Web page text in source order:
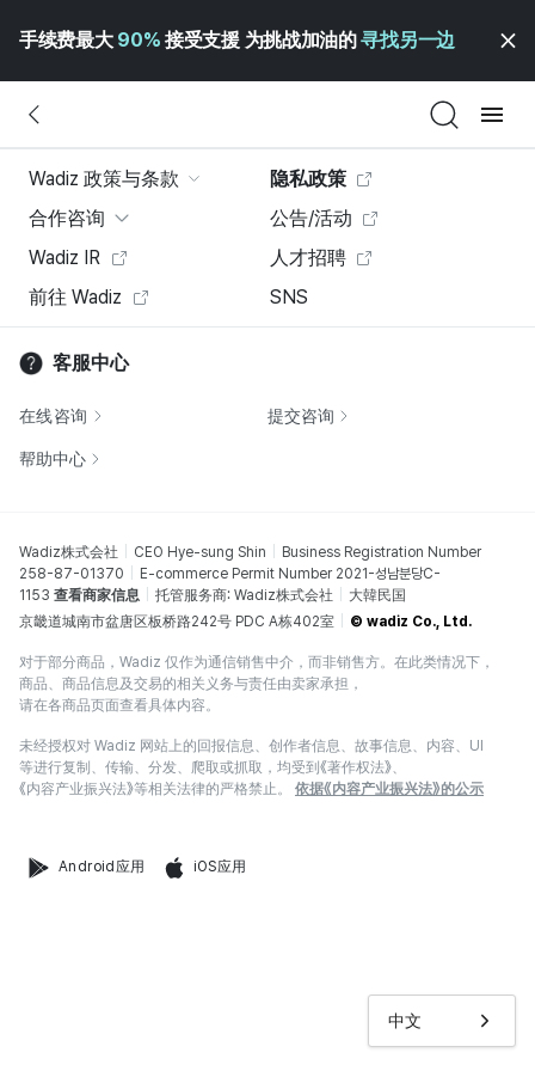
手续费最大 90% 接受支援 为挑战加油的寻找另一边
中文
Wadiz 政策与条款
隐私政策
合作咨询
公告/活动
Wadiz IR
人才招聘
前往 Wadiz
SNS
客服中心
在线咨询 提交咨询
帮助中心
Wadiz株式会社 CEO Hye-sung Shin
Business Registration Number
258-87-01370
E-commerce Permit Number 2021-성남분당C-
1153 查看商家信息 托管服务商: Wadiz株式会社
大韓民国
京畿道城南市盆唐区板桥路242号 PDC A栋402室
© wadiz Co., Ltd.
对于部分商品，Wadiz 仅作为通信销售中介，而非销售方。在此类情况下，
商品、商品信息及交易的相关义务与责任由卖家承担，
请在各商品页面查看具体内容。
未经授权对 Wadiz 网站上的回报信息、创作者信息、故事信息、内容、UI
等进行复制、传输、分发、爬取或抓取，均受到《著作权法》、
《内容产业振兴法》等相关法律的严格禁止。
依据《内容产业振兴法》的公示
Android应用 iOS应用